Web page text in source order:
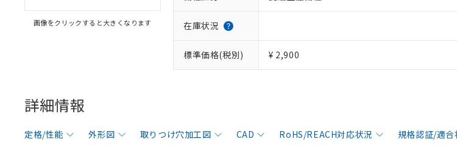
画像をクリックすると大きくなります 在庫状況
標準価格(税別) ¥ 2,900
詳細情報
定格/性能 外形図 取りつけ穴加工図 CAD RoHS/REACH対応状況 規格認証/適合